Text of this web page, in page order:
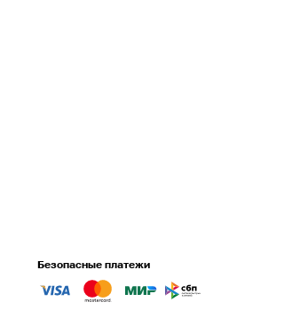
Безопасные платежи